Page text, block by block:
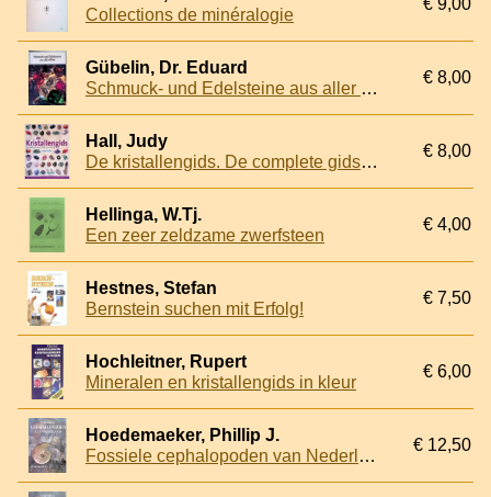
Collections de minéralogie
€ 9,00
Gübelin, Dr. Eduard
Schmuck- und Edelsteine aus aller Welt
€ 8,00
Hall, Judy
De kristallengids. De complete gids over kristallen
€ 8,00
Hellinga, W.Tj.
Een zeer zeldzame zwerfsteen
€ 4,00
Hestnes, Stefan
Bernstein suchen mit Erfolg!
€ 7,50
Hochleitner, Rupert
Mineralen en kristallengids in kleur
€ 6,00
Hoedemaeker, Phillip J.
Fossiele cephalopoden van Nederland: staringia 13
€ 12,50